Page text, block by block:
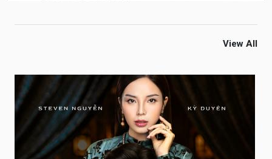
View All